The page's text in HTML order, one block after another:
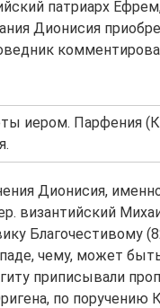
патриарх
Дионисия
иером. Парфения
Дионисия,
византийский
Благочестивому
чему, может
приписывали
по поручению